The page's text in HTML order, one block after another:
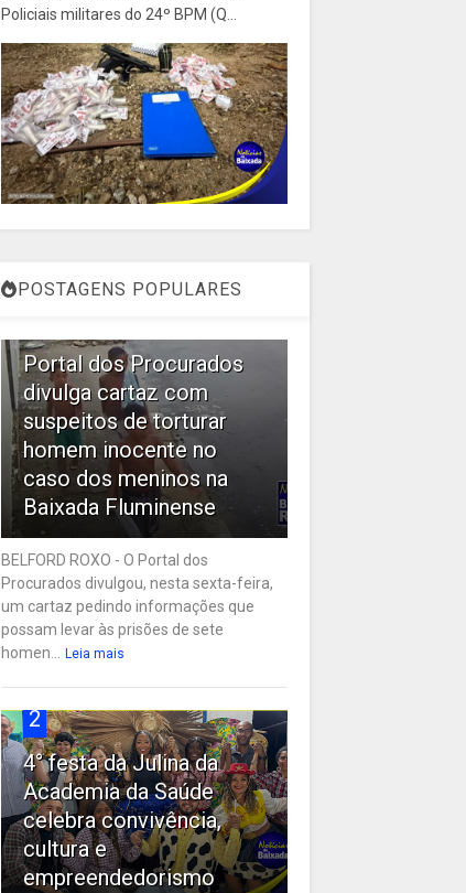
Policiais militares do 24º BPM (Q...
POSTAGENS POPULARES
Portal dos Procurados
divulga cartaz com
suspeitos de torturar
homem inocente no
caso dos meninos na
Baixada Fluminense
BELFORD ROXO - O Portal dos
Procurados divulgou, nesta sexta-feira,
um cartaz pedindo informações que
possam levar às prisões de sete
homen... Leia mais
2
4° festa da Julina da
Academia da Saúde
celebra convivência,
cultura e
empreendedorismo